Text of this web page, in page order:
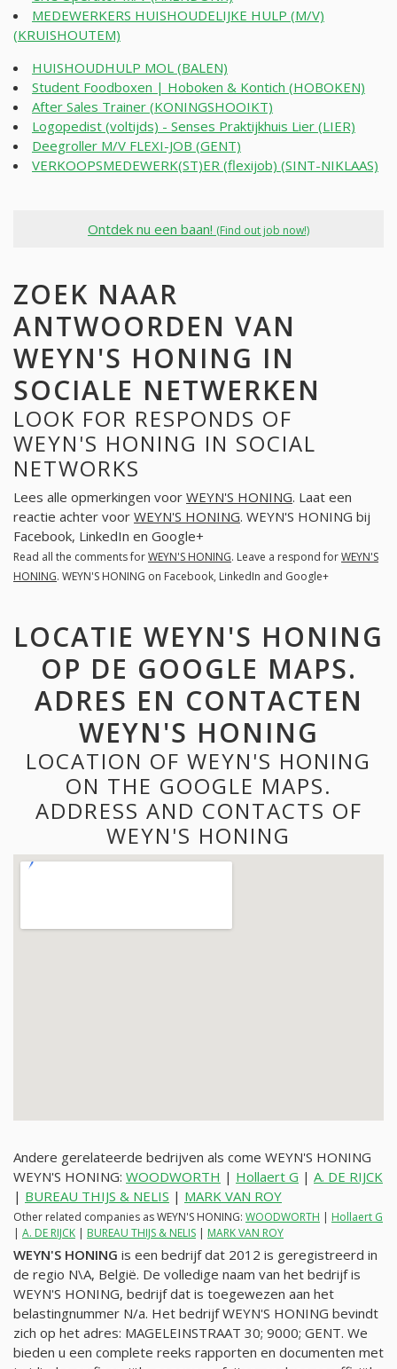
MEDEWERKERS HUISHOUDELIJKE HULP (M/V)
(KRUISHOUTEM)
HUISHOUDHULP MOL (BALEN)
Student Foodboxen | Hoboken & Kontich (HOBOKEN)
After Sales Trainer (KONINGSHOOIKT)
Logopedist (voltijds) - Senses Praktijkhuis Lier (LIER)
Deegroller M/V FLEXI-JOB (GENT)
VERKOOPSMEDEWERK(ST)ER (flexijob) (SINT-NIKLAAS)
Ontdek nu een baan! (Find out job now!)
ZOEK NAAR
ANTWOORDEN VAN
WEYN'S HONING IN
SOCIALE NETWERKEN
LOOK FOR RESPONDS OF
WEYN'S HONING IN SOCIAL
NETWORKS
Lees alle opmerkingen voor WEYN'S HONING. Laat een
reactie achter voor WEYN'S HONING. WEYN'S HONING bij
Facebook, LinkedIn en Google+
Read all the comments forWEYN'S HONING. Leave a respond forWEYN'S
HONING. WEYN'S HONING on Facebook, LinkedIn and Google+
LOCATIE WEYN'S HONING
OP DE GOOGLE MAPS.
ADRES EN CONTACTEN
WEYN'S HONING
LOCATION OF WEYN'S HONING
ON THE GOOGLE MAPS.
ADDRESS AND CONTACTS OF
WEYN'S HONING
Andere gerelateerde bedrijven als come WEYN'S HONING
WEYN'S HONING: WOODWORTH | Hollaert G | A. DE RIJCK
| BUREAU THIJS & NELIS | MARK VAN ROY
Other related companies as WEYN'S HONING: WOODWORTH | Hollaert G
| A. DE RIJCK | BUREAU THIJS & NELIS | MARK VAN ROY
WEYN'S HONING is een bedrijf dat 2012 is geregistreerd in
de regio N\A, België. De volledige naam van het bedrijf is
WEYN'S HONING, bedrijf dat is toegewezen aan het
belastingnummer N/a. Het bedrijf WEYN'S HONING bevindt
zich op het adres: MAGELEINSTRAAT 30; 9000; GENT. We
bieden u een complete reeks rapporten en documenten met